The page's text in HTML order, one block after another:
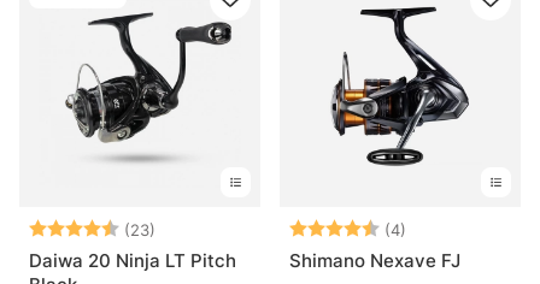
Vurdering: (23)
4.6 ud af 5 stjerner
Daiwa 20 Ninja LT Pitch
Vurdering: (4)
Shimano Nexave FJ